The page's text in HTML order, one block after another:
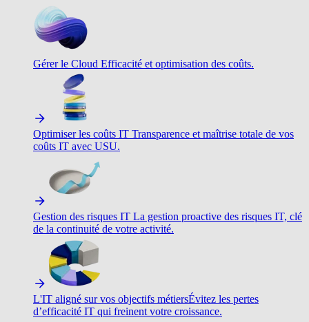
Gérer le Cloud Efficacité et optimisation des coûts.
Optimiser les coûts IT Transparence et maîtrise totale de vos
coûts IT avec USU.
Gestion des risques IT La gestion proactive des risques IT, clé
de la continuité de votre activité.
L'IT aligné sur vos objectifs métiersÉvitez les pertes
d’efficacité IT qui freinent votre croissance.